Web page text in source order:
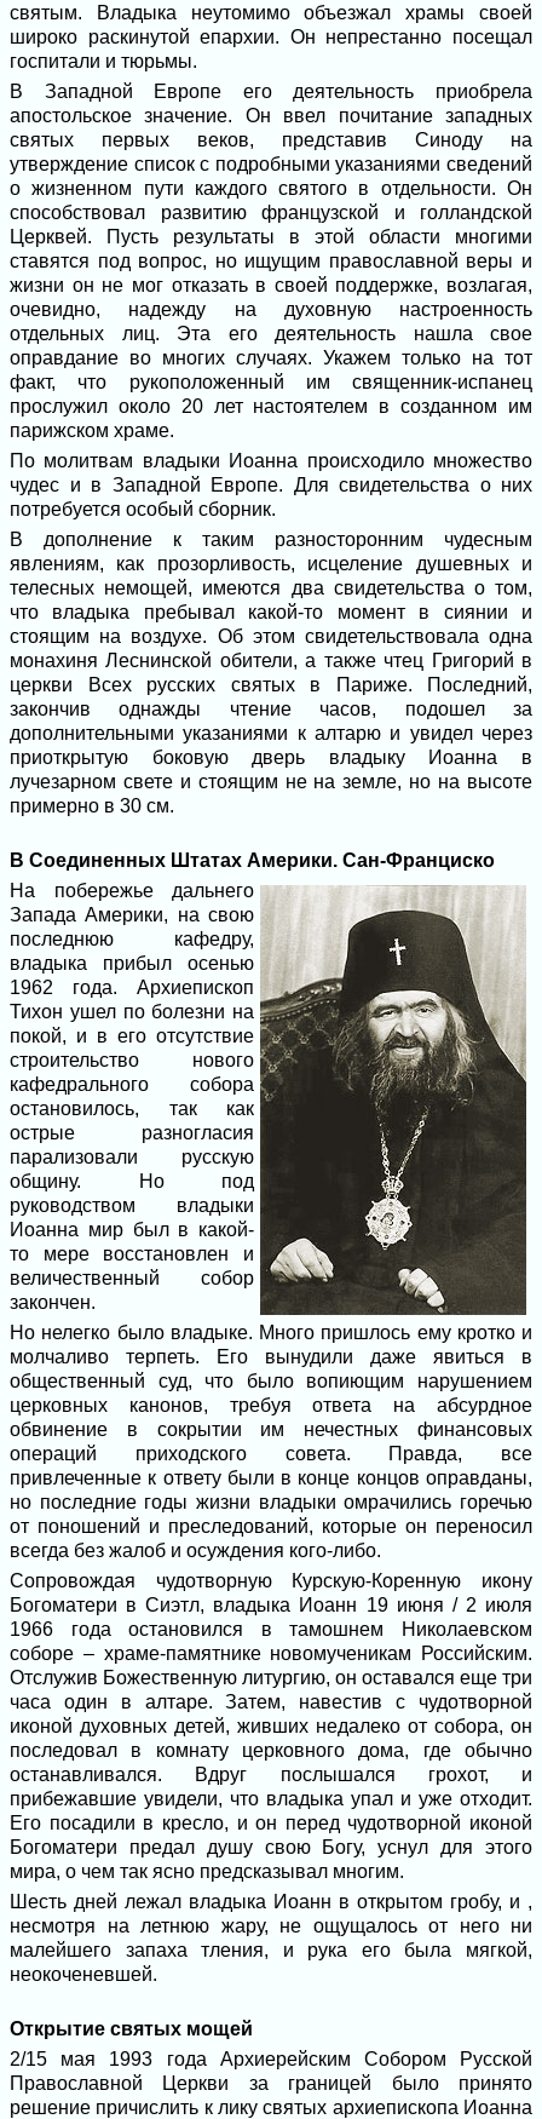
святым. Владыка неутомимо объезжал храмы своей
широко раскинутой епархии. Он непрестанно посещал
госпитали и тюрьмы.
В Западной Европе его деятельность приобрела
апостольское значение. Он ввел почитание западных
святых первых веков, представив Синоду на
утверждение список с подробными указаниями сведений
о жизненном пути каждого святого в отдельности. Он
способствовал развитию французской и голландской
Церквей. Пусть результаты в этой области многими
ставятся под вопрос, но ищущим православной веры и
жизни он не мог отказать в своей поддержке, возлагая,
очевидно, надежду на духовную настроенность
отдельных лиц. Эта его деятельность нашла свое
оправдание во многих случаях. Укажем только на тот
факт, что рукоположенный им священник-испанец
прослужил около 20 лет настоятелем в созданном им
парижском храме.
По молитвам владыки Иоанна происходило множество
чудес и в Западной Европе. Для свидетельства о них
потребуется особый сборник.
В дополнение к таким разносторонним чудесным
явлениям, как прозорливость, исцеление душевных и
телесных немощей, имеются два свидетельства о том,
что владыка пребывал какой-то момент в сиянии и
стоящим на воздухе. Об этом свидетельствовала одна
монахиня Леснинской обители, а также чтец Григорий в
церкви Всех русских святых в Париже. Последний,
закончив однажды чтение часов, подошел за
дополнительными указаниями к алтарю и увидел через
приоткрытую боковую дверь владыку Иоанна в
лучезарном свете и стоящим не на земле, но на высоте
примерно в 30 см.
В Соединенных Штатах Америки. Сан-Франциско
На побережье дальнего
Запада Америки, на свою
последнюю кафедру,
владыка прибыл осенью
1962 года. Архиепископ
Тихон ушел по болезни на
покой, и в его отсутствие
строительство нового
кафедрального собора
остановилось, так как
острые разногласия
парализовали русскую
общину. Но под
руководством владыки
Иоанна мир был в какой-
то мере восстановлен и
величественный собор
закончен.
Но нелегко было владыке. Много пришлось ему кротко и
молчаливо терпеть. Его вынудили даже явиться в
общественный суд, что было вопиющим нарушением
церковных канонов, требуя ответа на абсурдное
обвинение в сокрытии им нечестных финансовых
операций приходского совета. Правда, все
привлеченные к ответу были в конце концов оправданы,
но последние годы жизни владыки омрачились горечью
от поношений и преследований, которые он переносил
всегда без жалоб и осуждения кого-либо.
Сопровождая чудотворную Курскую-Коренную икону
Богоматери в Сиэтл, владыка Иоанн 19 июня / 2 июля
1966 года остановился в тамошнем Николаевском
соборе – храме-памятнике новомученикам Российским.
Отслужив Божественную литургию, он оставался еще три
часа один в алтаре. Затем, навестив с чудотворной
иконой духовных детей, живших недалеко от собора, он
последовал в комнату церковного дома, где обычно
останавливался. Вдруг послышался грохот, и
прибежавшие увидели, что владыка упал и уже отходит.
Его посадили в кресло, и он перед чудотворной иконой
Богоматери предал душу свою Богу, уснул для этого
мира, о чем так ясно предсказывал многим.
Шесть дней лежал владыка Иоанн в открытом гробу, и ,
несмотря на летнюю жару, не ощущалось от него ни
малейшего запаха тления, и рука его была мягкой,
неокоченевшей.
Открытие святых мощей
2/15 мая 1993 года Архиерейским Собором Русской
Православной Церкви за границей было принято
решение причислить к лику святых архиепископа Иоанна